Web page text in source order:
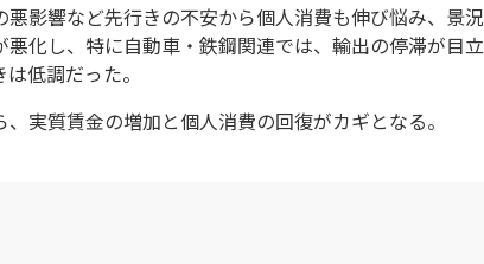
影響など先行きの不安から個人消費も伸び悩み、景況
化し、特に自動車・鉄鋼関連では、輸出の停滞が目立
低調だった。
実質賃金の増加と個人消費の回復がカギとなる。